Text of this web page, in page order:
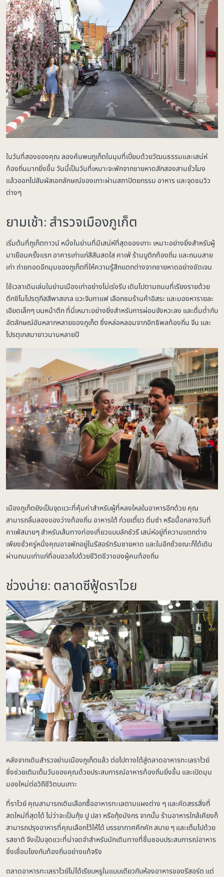
ในวันที่สองของคุณ ลองค้นพบภูเก็ตในมุมที่เปี่ยมด้วยวัฒนธรรมและเสน่ห์
ท้องถิ่นมากยิ่งขึ้น วันนี้เป็นวันที่เหมาะจะพักจากชายหาดสักสองสามชั่วโมง
แล้วออกไปสัมผัสเอกลักษณ์ของเกาะผ่านสถาปัตยกรรม อาหาร และจุดชมวิว
ต่างๆ
ยามเช้า: สำรวจเมืองภูเก็ต
เริ่มต้นที่ภูเก็ตทาวน์ หนึ่งในย่านที่มีเสน่ห์ที่สุดของเกาะ เหมาะอย่างยิ่งสำหรับผู้
มาเยือนครั้งแรก อาคารเก่าแก่สีสันสดใส คาเฟ่ ร้านบูติกท้องถิ่น และถนนสาย
เก่า ถ่ายทอดอีกมุมของภูเก็ตที่ให้ความรู้สึกแตกต่างจากชายหาดอย่างชัดเจน
ใช้เวลาเดินเล่นในย่านเมืองเก่าอย่างไม่เร่งรีบ เดินไปตามถนนที่เรียงรายด้วย
ตึกชิโนโปรตุกีสสีพาสเทล แวะจิบกาแฟ เลือกชมร้านค้าอิสระ และมองหารายละ
เอียดเล็กๆ บนหน้าตึก ที่นี่เหมาะอย่างยิ่งสำหรับการผ่อนจังหวะลง และดื่มด่ำกับ
อัตลักษณ์อันหลากหลายของภูเก็ต ซึ่งหล่อหลอมจากอิทธิพลท้องถิ่น จีน และ
โปรตุเกสมายาวนานหลายปี
เมืองภูเก็ตยังเป็นจุดแวะที่คุ้มค่าสำหรับผู้ที่หลงใหลในอาหารอีกด้วย คุณ
สามารถลิ้มลองของว่างท้องถิ่น อาหารใต้ ก๋วยเตี๋ยว ติ่มซำ หรือมื้อกลางวันที่
คาเฟ่สบายๆ สำหรับเส้นทางท่องเที่ยวแบบลักชัวรี เสน่ห์อยู่ที่ความแตกต่าง
เพียงชั่วครู่หนึ่งคุณอาจพักอยู่ในรีสอร์ทริมชายหาด และในอีกชั่วขณะก็ได้เดิน
ผ่านถนนเก่าแก่ที่อบอวลไปด้วยชีวิตชีวาของผู้คนท้องถิ่น
ช่วงบ่าย: ตลาดซีฟู้ดราไวย
หลังจากเดินสำรวจย่านเมืองภูเก็ตแล้ว ต่อไปทางใต้สู่ตลาดอาหารทะเลราไวย์
ซึ่งช่วยเติมเต็มวันของคุณด้วยประสบการณ์อาหารท้องถิ่นยิ่งขึ้น และเปิดมุม
มองใหม่ต่อวิถีชีวิตบนเกาะ
ที่ราไวย์ คุณสามารถเดินเลือกซื้ออาหารทะเลตามแผงต่าง ๆ และคัดสรรสิ่งที่
สดใหม่ที่สุดได้ ไม่ว่าจะเป็นกุ้ง ปู ปลา หรือกุ้งมังกร จากนั้น ร้านอาหารใกล้เคียงก็
สามารถปรุงอาหารที่คุณเลือกไว้ให้ได้ บรรยากาศคึกคัก สบาย ๆ และเต็มไปด้วย
รสชาติ จึงเป็นจุดแวะที่น่าจดจำสำหรับนักเดินทางที่ชื่นชอบประสบการณ์อาหาร
ซึ่งเชื่อมโยงกับท้องถิ่นอย่างแท้จริง
ตลาดอาหารทะเลราไวย์ไม่ได้เรียบหรูในแบบเดียวกับห้องอาหารของรีสอร์ต แต่